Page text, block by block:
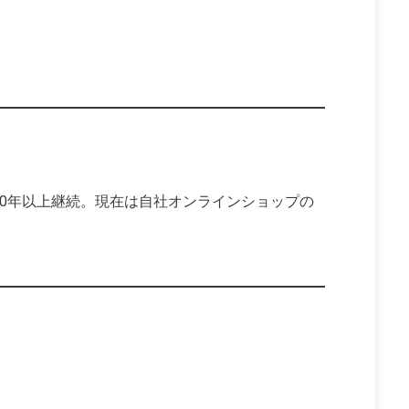
以上継続。現在は自社オンラインショップの